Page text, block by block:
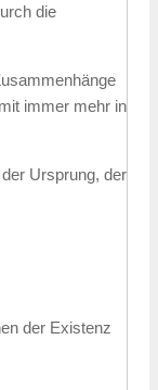
die
immer mehr in
Ursprung, der
der Existenz